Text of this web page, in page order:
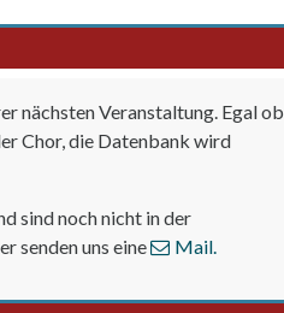
nächsten Veranstaltung. Egal ob
Chor, die Datenbank wird
sind noch nicht in der
senden uns eine
Mail.